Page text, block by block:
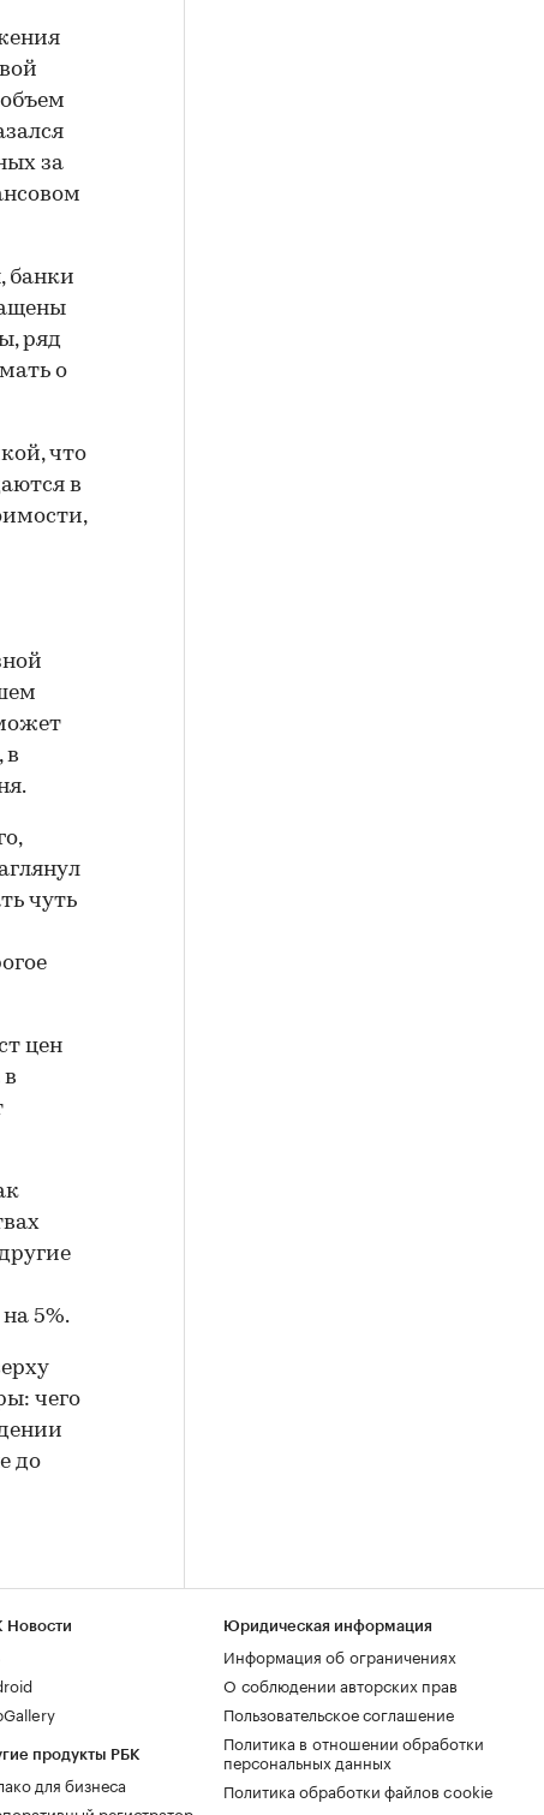
за
банки
ряд
о
что
в
в
чуть
цен
5%.
чего
до
Новости
продукты РБК
для бизнеса
Юридическая информация
Информация об ограничениях
О соблюдении авторских прав
Пользовательское соглашение
Политика в отношении обработки
персональных данных
Политика обработки файлов cookie